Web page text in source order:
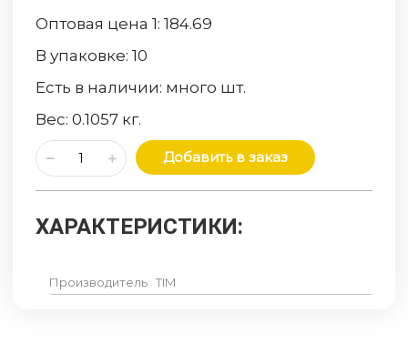
Оптовая цена 1:184.69
В упаковке:10
Есть в наличии: много шт.
Вес:0.1057 кг.
Добавить в заказ
ХАРАКТЕРИСТИКИ:
Производитель TIM